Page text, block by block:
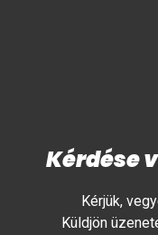
Kérdése
Kérjük,
Küldjön